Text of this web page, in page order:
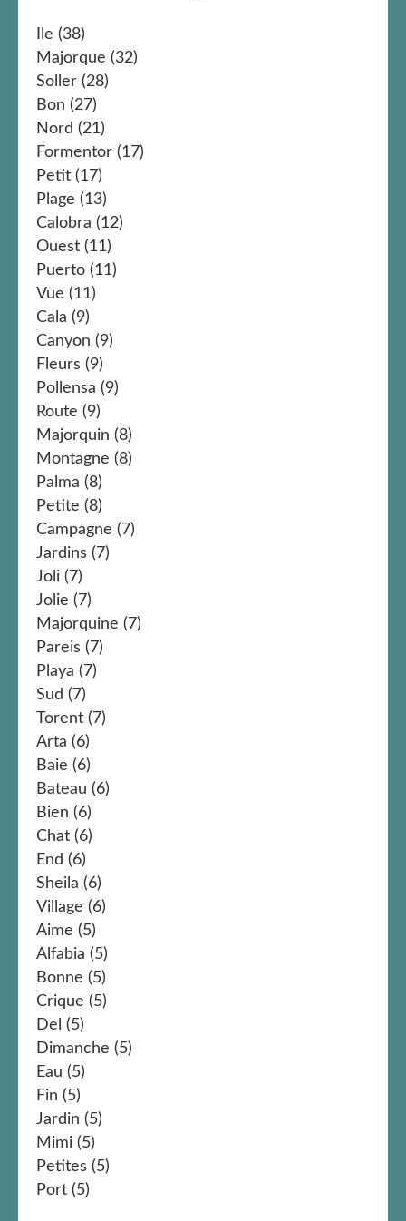
Ile (38)
Majorque (32)
Soller (28)
Bon (27)
Nord (21)
Formentor (17)
Petit (17)
Plage (13)
Calobra (12)
Ouest (11)
Puerto (11)
Vue (11)
Cala (9)
Canyon (9)
Fleurs (9)
Pollensa (9)
Route (9)
Majorquin (8)
Montagne (8)
Palma (8)
Petite (8)
Campagne (7)
Jardins (7)
Joli (7)
Jolie (7)
Majorquine (7)
Pareis (7)
Playa (7)
Sud (7)
Torent (7)
Arta (6)
Baie (6)
Bateau (6)
Bien (6)
Chat (6)
End (6)
Sheila (6)
Village (6)
Aime (5)
Alfabia (5)
Bonne (5)
Crique (5)
Del (5)
Dimanche (5)
Eau (5)
Fin (5)
Jardin (5)
Mimi (5)
Petites (5)
Port (5)